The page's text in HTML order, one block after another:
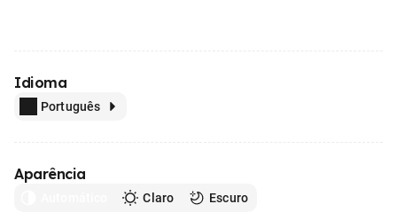
Idioma
Português
Aparência
Claro Escuro